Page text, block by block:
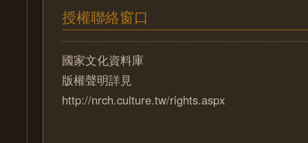
授權聯絡窗口
國家文化資料庫
版權聲明詳見
http://nrch.culture.tw/rights.aspx